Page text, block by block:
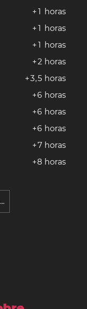
+ 1 horas
+ 1 horas
+ 1 horas
+2 horas
+3,5 horas
+6 horas
+6 horas
+6 horas
+7 horas
+8 horas